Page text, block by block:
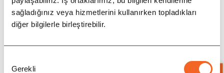
sağladığınız veya hizmetlerini kullanırken topladıkları
diğer bilgilerle birleştirebilir.
Seçimi
Gerekli
Avustralya
İngiltere
AydınlatmaveAçık Rıza Metniniokudum ve onaylıyorum.
Kampanya ve Önemli Haberler için iletişime geçilmesini